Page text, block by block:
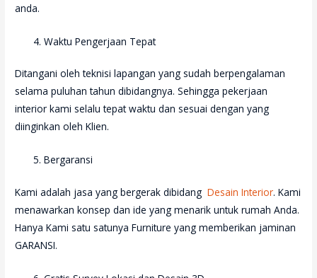
anda.
Waktu Pengerjaan Tepat
Ditangani oleh teknisi lapangan yang sudah berpengalaman
selama puluhan tahun dibidangnya. Sehingga pekerjaan
interior kami selalu tepat waktu dan sesuai dengan yang
diinginkan oleh Klien.
Bergaransi
Kami adalah jasa yang bergerak dibidangDesain Interior. Kami
menawarkan konsep dan ide yang menarik untuk rumah Anda.
Hanya Kami satu satunya Furniture yang memberikan jaminan
GARANSI.